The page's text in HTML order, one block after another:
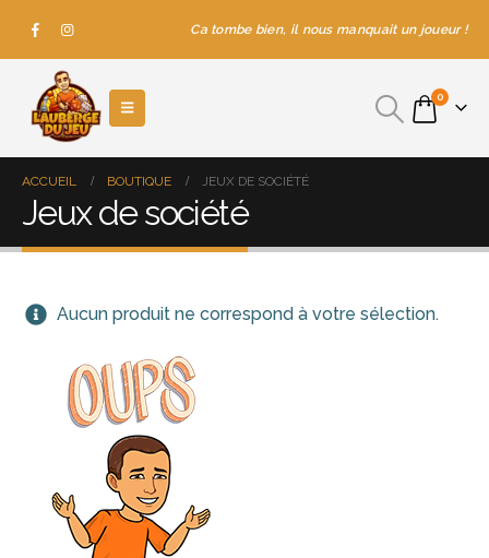
Ca tombe bien, il nous manquait un joueur !
0
ACCUEIL BOUTIQUE JEUX DE SOCIÉTÉ
Jeux de société
Aucun produit ne correspond à votre sélection.